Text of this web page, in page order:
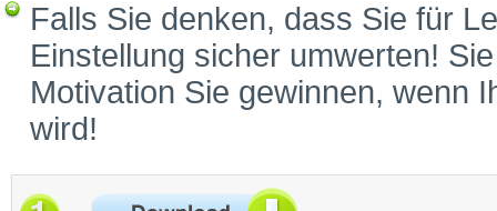
Falls Sie denken, dass Sie für
Einstellung sicher umwerten!
Motivation Sie gewinnen, wenn
wird!